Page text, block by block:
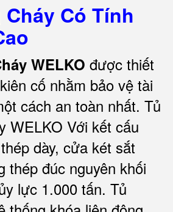
Có Tính
WELKO được thiết
cố nhằm bảo vệ tài
cách an toàn nhất. Tủ
WELKO Với kết cấu
dày, cửa két sắt
thép đúc nguyên khối
lực 1.000 tấn. Tủ